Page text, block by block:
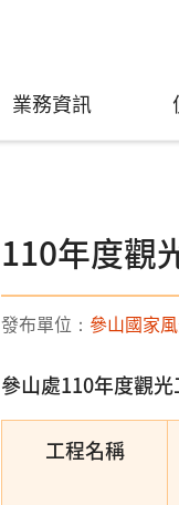
業務資訊
110年度觀
發布單位： 參山國家
參山處110年度觀
工程名稱